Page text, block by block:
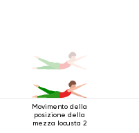
Movimento della
posizione della
mezza locusta 2